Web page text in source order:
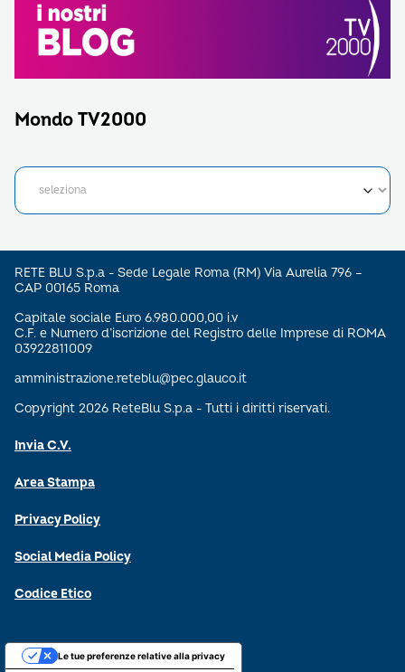
Mondo TV2000
RETE BLU S.p.a - Sede Legale Roma (RM) Via Aurelia 796 –
CAP 00165 Roma
Capitale sociale Euro 6.980.000,00 i.v
C.F. e Numero d’iscrizione del Registro delle Imprese di ROMA
03922811009
amministrazione.reteblu@pec.glauco.it
Copyright 2026 ReteBlu S.p.a - Tutti i diritti riservati.
Invia C.V.
Area Stampa
Privacy Policy
Social Media Policy
Codice Etico
Le tue preferenze relative alla privacy